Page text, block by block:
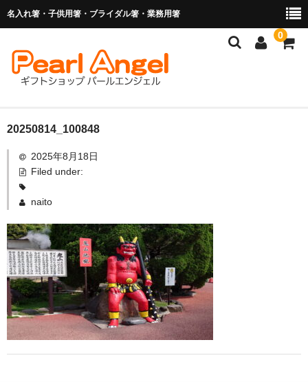
名入れ箸・子供用箸・ブライダル箸・業務用箸
0
商品を探す
お子様の入卒園に
業務用箸（食洗機対応）
マイ箸・箸袋
ご利用ガイド
よくあるご質問
20250814_100848
2025年8月18日
Filed under:
naito